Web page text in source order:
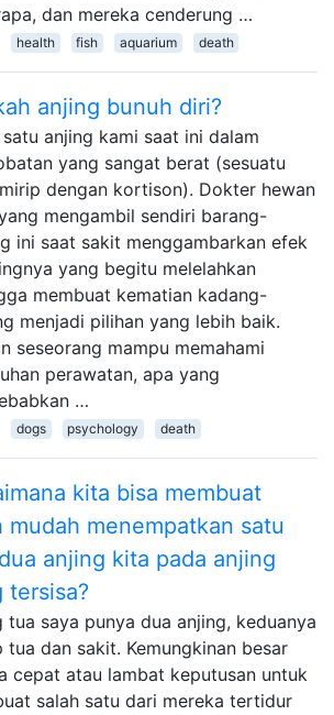
dan mereka cenderung …
health fish aquarium death
anjing bunuh diri?
satu anjing kami saat ini dalam
yang sangat berat (sesuatu
dengan kortison). Dokter hewan
mengambil sendiri barang-
ini saat sakit menggambarkan efek
yang begitu melelahkan
membuat kematian kadang-
menjadi pilihan yang lebih baik.
seseorang mampu memahami
perawatan, apa yang
…
dogs psychology death
kita bisa membuat
mudah menempatkan satu
anjing kita pada anjing
tersisa?
tua saya punya dua anjing, keduanya
tua dan sakit. Kemungkinan besar
cepat atau lambat keputusan untuk
salah satu dari mereka tertidur